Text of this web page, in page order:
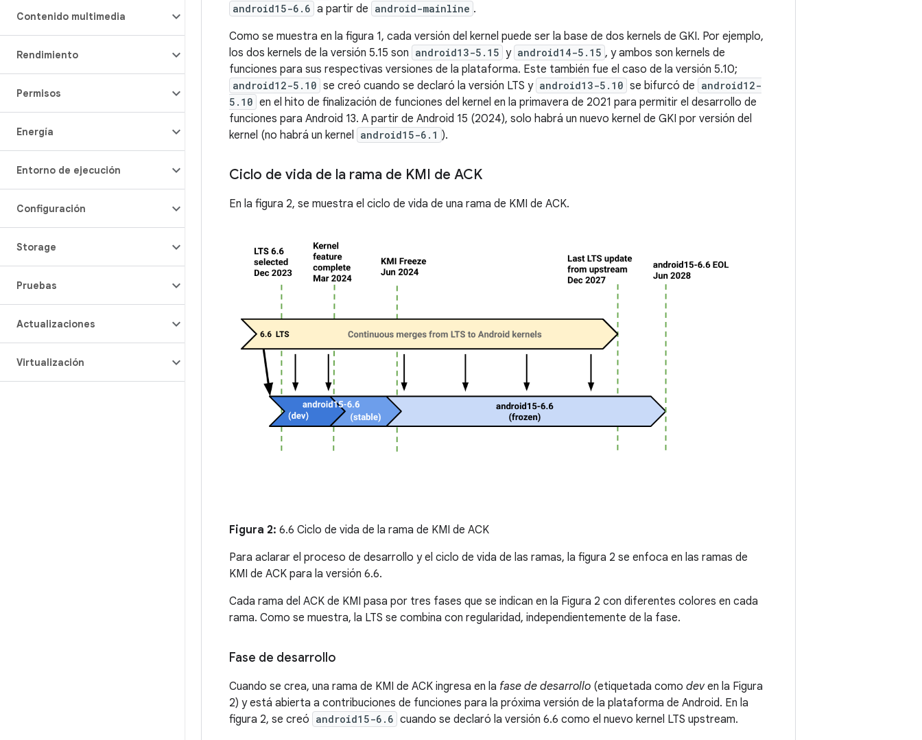
Contenido multimedia
Rendimiento
Permisos
Energía
Entorno de ejecución
Configuración
Storage
Pruebas
Actualizaciones
Virtualización
android15-6.6 a partir de android-mainline .
Como se muestra en la figura 1, cada versión del kernel puede ser la base de dos kernels de GKI. Por ejemplo,
los dos kernels de la versión 5.15 son android13-5.15 y android14-5.15 , y ambos son kernels de
funciones para sus respectivas versiones de la plataforma. Este también fue el caso de la versión 5.10;
android12-5.10 se creó cuando se declaró la versión LTS y android13-5.10 se bifurcó de android12-
5.10 en el hito de finalización de funciones del kernel en la primavera de 2021 para permitir el desarrollo de
funciones para Android 13. A partir de Android 15 (2024), solo habrá un nuevo kernel de GKI por versión del
kernel (no habrá un kernel
android15-6.1 ).
Ciclo de vida de la rama de KMI de ACK
En la figura 2, se muestra el ciclo de vida de una rama de KMI de ACK.
Figura 2: 6.6 Ciclo de vida de la rama de KMI de ACK
Para aclarar el proceso de desarrollo y el ciclo de vida de las ramas, la figura 2 se enfoca en las ramas de
KMI de ACK para la versión 6.6.
Cada rama del ACK de KMI pasa por tres fases que se indican en la Figura 2 con diferentes colores en cada
rama. Como se muestra, la LTS se combina con regularidad, independientemente de la fase.
Fase de desarrollo
Cuando se crea, una rama de KMI de ACK ingresa en la fase de desarrollo (etiquetada como deven la Figura
2) y está abierta a contribuciones de funciones para la próxima versión de la plataforma de Android. En la
figura 2, se creó android15-6.6 cuando se declaró la versión 6.6 como el nuevo kernel LTS upstream.